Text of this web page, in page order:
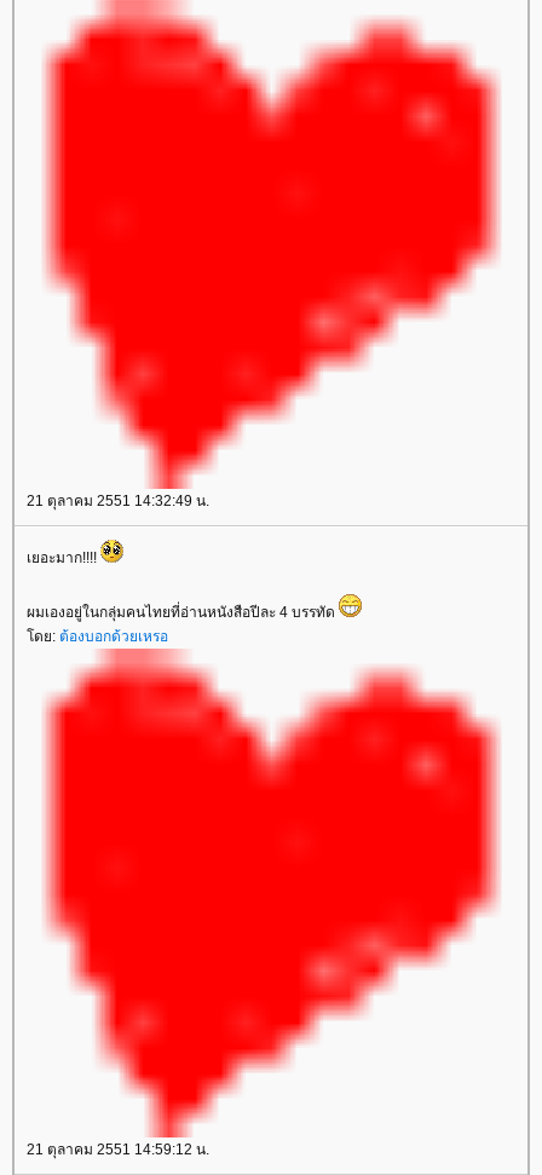
21 ตุลาคม 2551 14:32:49 น.
เยอะมาก!!!!
ผมเองอยู่ในกลุ่มคนไทยที่อ่านหนังสือปีละ 4 บรรทัด
ดย: ต้องบอกด้วยเหรอ
21 ตุลาคม 2551 14:59:12 น.